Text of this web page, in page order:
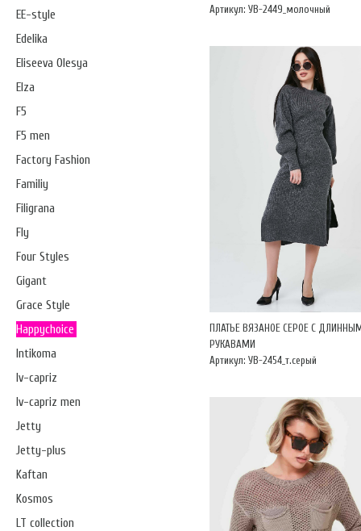
EE-style
Edelika
Eliseeva Olesya
Elza
F5
F5 men
Factory Fashion
Familiy
Filigrana
Fly
Four Styles
Gigant
Grace Style
Happychoice
Intikoma
Iv-capriz
Iv-capriz men
Jetty
Jetty-plus
Kaftan
Kosmos
LT collection
Артикул: УВ-2449_молочный
ПЛАТЬЕ ВЯЗАНОЕ СЕРОЕ С
РУКАВАМИ
Артикул: УВ-2454_т.серый